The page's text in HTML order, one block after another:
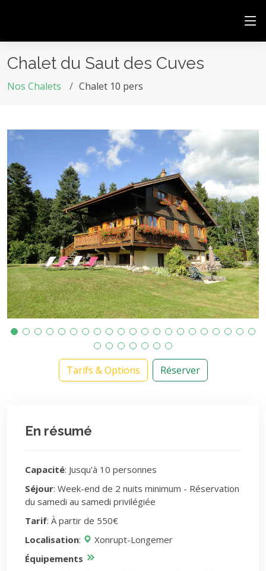
Chalet du Saut des Cuves
Nos Chalets Chalet 10 pers
Tarifs & Options Réserver
En résumé
Capacité: Jusqu'à 10 personnes
Séjour: Week-end de 2 nuits minimum - Réservation
du samedi au samedi privilégiée
Tarif: À partir de 550€
Localisation:
Xonrupt-Longemer
Équipements